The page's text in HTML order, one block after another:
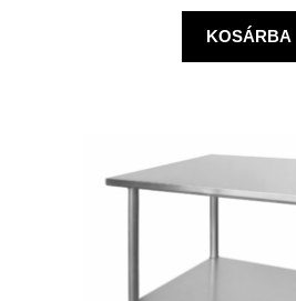
KOSÁRBA